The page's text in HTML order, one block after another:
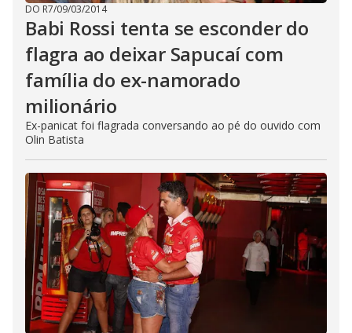
DO R7/09/03/2014
Babi Rossi tenta se esconder do
flagra ao deixar Sapucaí com
família do ex-namorado
milionário
Ex-panicat foi flagrada conversando ao pé do ouvido com
Olin Batista